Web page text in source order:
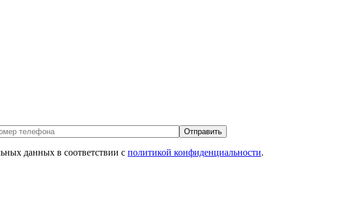
данных в соответствии с политикой конфиденциальности.